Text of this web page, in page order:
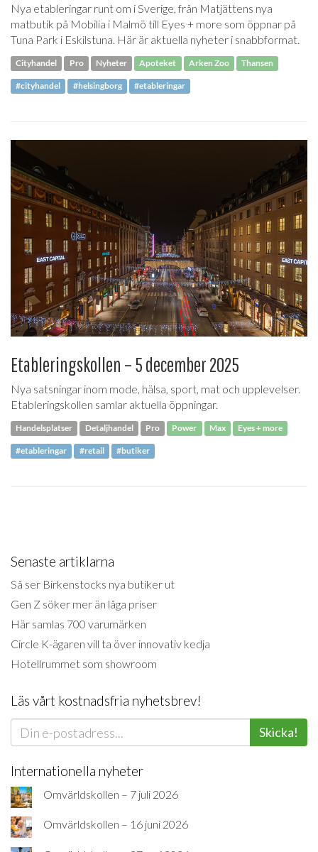
Nya etableringar runt om i Sverige, från Matjättens nya
matbutik på Mobilia i Malmö till Eyes + more som öppnar på
Tuna Park i Eskilstuna. Här är aktuella nyheter i snabbformat.
Cityhandel Pro Nyheter Apoteket Arken Zoo Thansen
#cityhandel #helsingborg #etableringar
Etableringskollen – 5 december 2025
Nya satsningar inom mode, hälsa, sport, mat och upplevelser.
Etableringskollen samlar aktuella öppningar.
Handelsplatser Detaljhandel Pro Power Max Eyes + more
#etableringar #retail #butiker
Senaste artiklarna
Så ser Birkenstocks nya butiker ut
Gen Z söker mer än låga priser
Här samlas 700 varumärken
Circle K-ägaren vill ta över innovativ kedja
Hotellrummet som showroom
Läs vårt kostnadsfria nyhetsbrev!
Skicka!
Internationella nyheter
Omvärldskollen – 7 juli 2026
Omvärldskollen – 16 juni 2026